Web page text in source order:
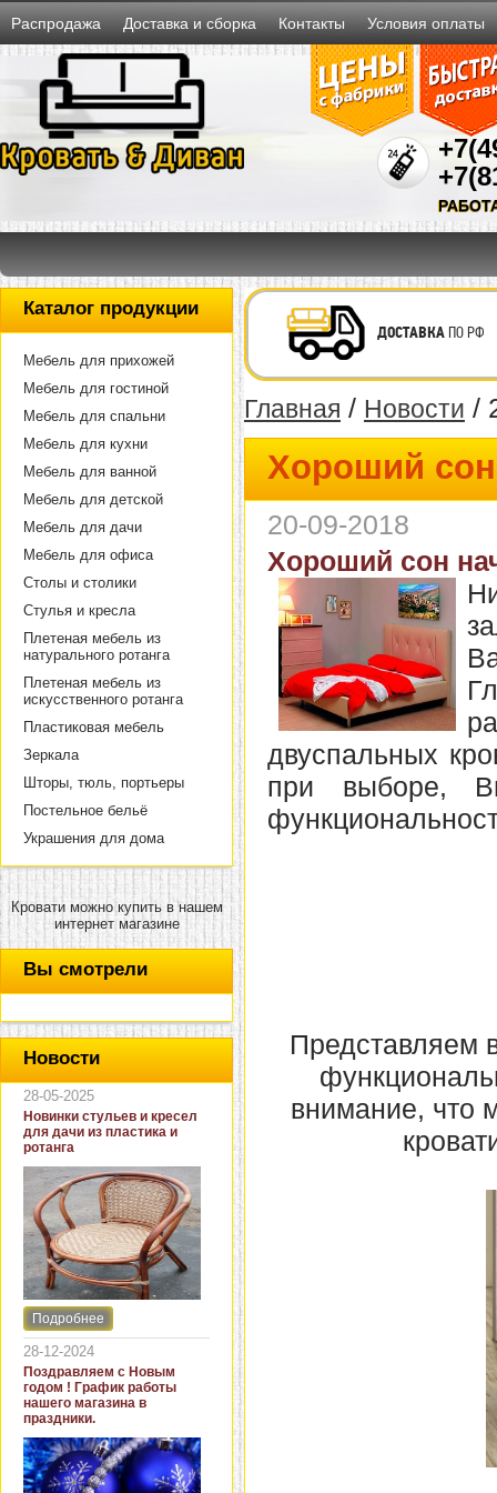
Распродажа Доставка и сборка Контакты Условия оплаты
Каталог продукции
Мебель для прихожей
Мебель для гостиной
Мебель для спальни
Мебель для кухни
Мебель для ванной
Мебель для детской
Мебель для дачи
Мебель для офиса
Столы и столики
Стулья и кресла
Плетеная мебель из
натурального ротанга
Плетеная мебель из
искусственного ротанга
Пластиковая мебель
Зеркала
Шторы, тюль, портьеры
Постельное бельё
Украшения для дома
Кровати можно купить в нашем
интернет магазине
Вы смотрели
Новости
28-05-2025
Новинки стульев и кресел
для дачи из пластика и
ротанга
Интернет-магазин "Кровать
и диван" представляет
новинки стульев и кресел
для дачи. В ассортименте
представлены как
бюджетные модели из
пластика для дачи, так и
кресла для загородных
домов из натурального и
искусственного ротанга.
Подробнее
28-12-2024
Поздравляем с Новым
годом ! График работы
нашего магазина в
праздники.
ДОСТАВКАПО РФ
Главная / Новости /
Хороший сон
20-09-2018
Хороший сон
двуспальных
при выборе,
Представляем
внимание, что